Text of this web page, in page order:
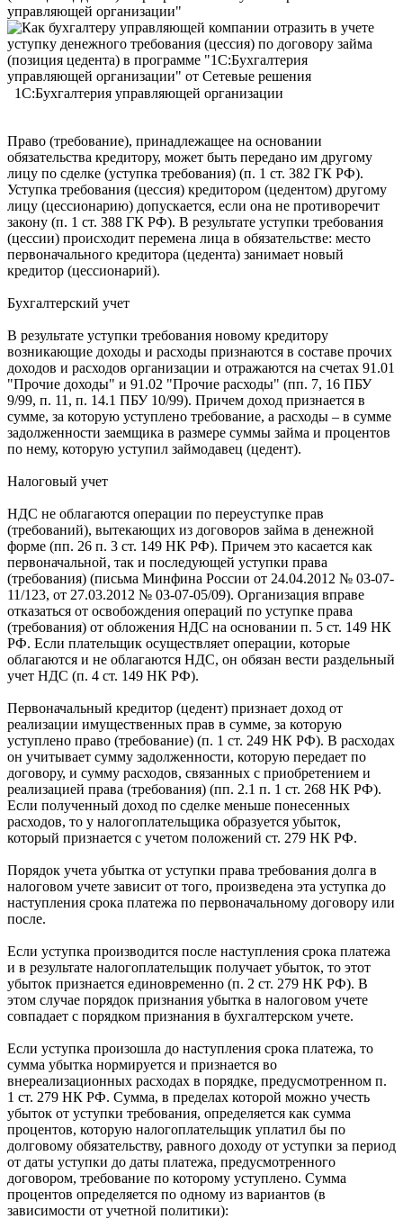
управляющей организации"
1С:Бухгалтерия управляющей организации
Право (требование), принадлежащее на основании
обязательства кредитору, может быть передано им другому
лицу по сделке (уступка требования) (п. 1 ст. 382 ГК РФ).
Уступка требования (цессия) кредитором (цедентом) другому
лицу (цессионарию) допускается, если она не противоречит
закону (п. 1 ст. 388 ГК РФ). В результате уступки требования
(цессии) происходит перемена лица в обязательстве: место
первоначального кредитора (цедента) занимает новый
кредитор (цессионарий).
Бухгалтерский учет
В результате уступки требования новому кредитору
возникающие доходы и расходы признаются в составе прочих
доходов и расходов организации и отражаются на счетах 91.01
"Прочие доходы" и 91.02 "Прочие расходы" (пп. 7, 16 ПБУ
9/99, п. 11, п. 14.1 ПБУ 10/99). Причем доход признается в
сумме, за которую уступлено требование, а расходы – в сумме
задолженности заемщика в размере суммы займа и процентов
по нему, которую уступил займодавец (цедент).
Налоговый учет
НДС не облагаются операции по переуступке прав
(требований), вытекающих из договоров займа в денежной
форме (пп. 26 п. 3 ст. 149 НК РФ). Причем это касается как
первоначальной, так и последующей уступки права
(требования) (письма Минфина России от 24.04.2012 № 03-07-
11/123, от 27.03.2012 № 03-07-05/09). Организация вправе
отказаться от освобождения операций по уступке права
(требования) от обложения НДС на основании п. 5 ст. 149 НК
РФ. Если плательщик осуществляет операции, которые
облагаются и не облагаются НДС, он обязан вести раздельный
учет НДС (п. 4 ст. 149 НК РФ).
Первоначальный кредитор (цедент) признает доход от
реализации имущественных прав в сумме, за которую
уступлено право (требование) (п. 1 ст. 249 НК РФ). В расходах
он учитывает сумму задолженности, которую передает по
договору, и сумму расходов, связанных с приобретением и
реализацией права (требования) (пп. 2.1 п. 1 ст. 268 НК РФ).
Если полученный доход по сделке меньше понесенных
расходов, то у налогоплательщика образуется убыток,
который признается с учетом положений ст. 279 НК РФ.
Порядок учета убытка от уступки права требования долга в
налоговом учете зависит от того, произведена эта уступка до
наступления срока платежа по первоначальному договору или
после.
Если уступка производится после наступления срока платежа
и в результате налогоплательщик получает убыток, то этот
убыток признается единовременно (п. 2 ст. 279 НК РФ). В
этом случае порядок признания убытка в налоговом учете
совпадает с порядком признания в бухгалтерском учете.
Если уступка произошла до наступления срока платежа, то
сумма убытка нормируется и признается во
внереализационных расходах в порядке, предусмотренном п.
1 ст. 279 НК РФ. Сумма, в пределах которой можно учесть
убыток от уступки требования, определяется как сумма
процентов, которую налогоплательщик уплатил бы по
долговому обязательству, равного доходу от уступки за период
от даты уступки до даты платежа, предусмотренного
договором, требование по которому уступлено. Сумма
процентов определяется по одному из вариантов (в
зависимости от учетной политики):